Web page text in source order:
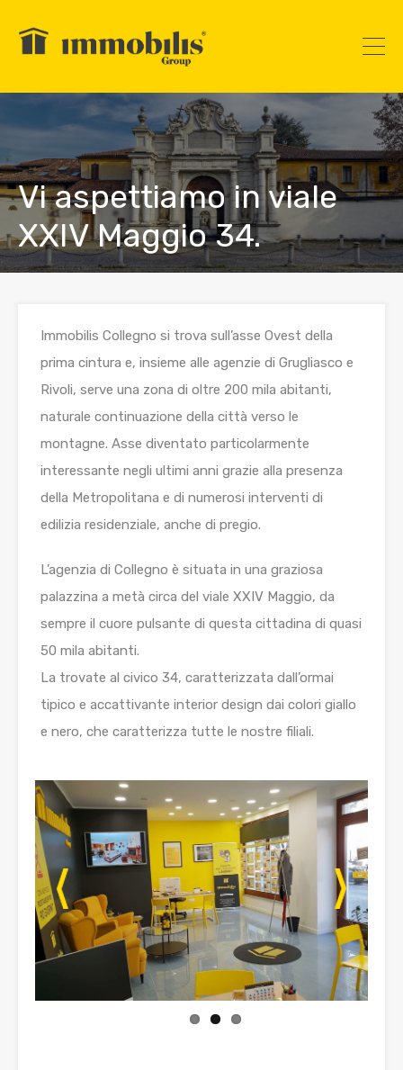
Vi aspettiamo in viale
XXIV Maggio 34.
Immobilis Collegno si trova sull’asse Ovest della
prima cintura e, insieme alle agenzie di Grugliasco e
Rivoli, serve una zona di oltre 200 mila abitanti,
naturale continuazione della città verso le
montagne. Asse diventato particolarmente
interessante negli ultimi anni grazie alla presenza
della Metropolitana e di numerosi interventi di
edilizia residenziale, anche di pregio.
L’agenzia di Collegno è situata in una graziosa
palazzina a metà circa del viale XXIV Maggio, da
sempre il cuore pulsante di questa cittadina di quasi
50 mila abitanti.
La trovate al civico 34, caratterizzata dall’ormai
tipico e accattivante interior design dai colori giallo
e nero, che caratterizza tutte le nostre filiali.
Previo
us
Next